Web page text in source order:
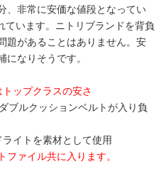
、非常に安価な値段となってい
います。ニトリブランドを背負
題があることはありません。安
になりそうです。
ップクラスの安さ
ブルクッションベルトが入り負
イトを素材として使用
ファイル共に入ります。